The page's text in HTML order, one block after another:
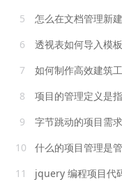
5
怎么在文档管理新
6
透视表如何导入模
7
如何制作高效建筑
8
项目的管理定义是
9
字节跳动的项目需
10
什么的项目管理是
11
jquery 编程项目代